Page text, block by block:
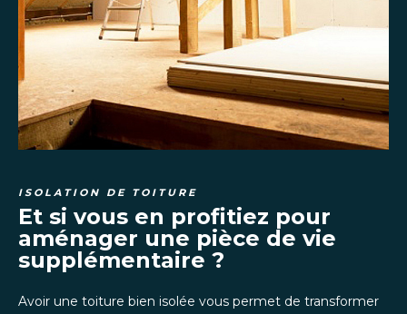
ISOLATION DE TOITURE
Et si vous en profitiez pour
aménager une pièce de vie
supplémentaire ?
Avoir une toiture bien isolée vous permet de transformer